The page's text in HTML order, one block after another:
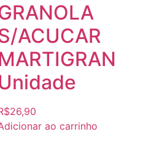
ACUCAR
26,90
ao carrinho